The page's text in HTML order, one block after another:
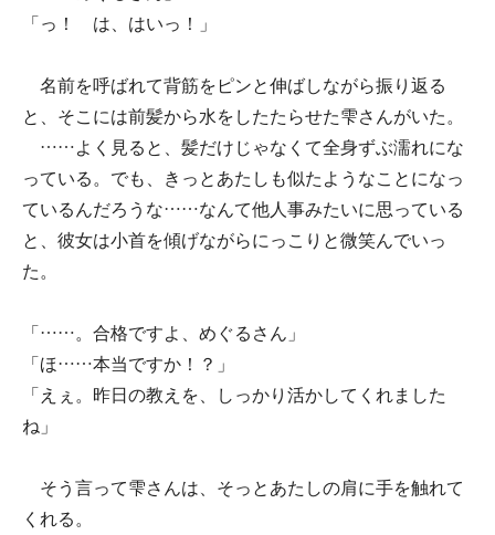
「っ！ は、はいっ！」
名前を呼ばれて背筋をピンと伸ばしながら振り返る
と、そこには前髪から水をしたたらせた雫さんがいた。
……よく見ると、髪だけじゃなくて全身ずぶ濡れにな
っている。でも、きっとあたしも似たようなことになっ
ているんだろうな……なんて他人事みたいに思っている
と、彼女は小首を傾げながらにっこりと微笑んでいっ
た。
「……。合格ですよ、めぐるさん」
「ほ……本当ですか！？」
「えぇ。昨日の教えを、しっかり活かしてくれました
ね」
そう言って雫さんは、そっとあたしの肩に手を触れて
くれる。